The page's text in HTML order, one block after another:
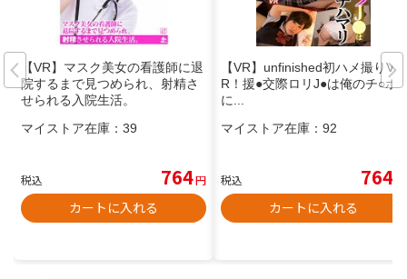
【VR】マスク美女の看護師に退
院するまで見つめられ、射精さ
せられる入院生活。
マイストア在庫： 39
税込 764円
カートに入れる
【VR】unfinished初ハメ撮りV
R！援●交際ロリJ●は俺のチ○ポ
に...
マイストア在庫： 92
税込 764
カートに入れる